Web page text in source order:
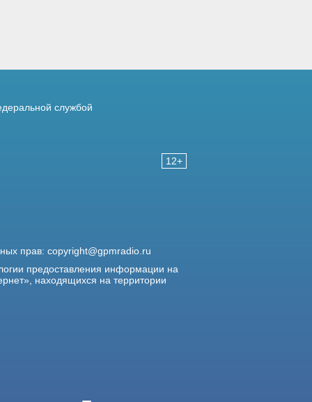
12+
службой
прав: copyright@gpmradio.ru
предоставления информации на
находящихся на территории